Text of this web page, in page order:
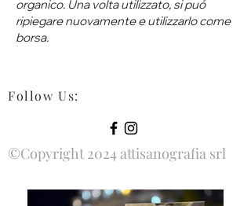
organico. Una volta utilizzato, si puó
ripiegare nuovamente e utilizzarlo come
borsa.
Follow Us:
©Copyright 2024 attisanografia srl